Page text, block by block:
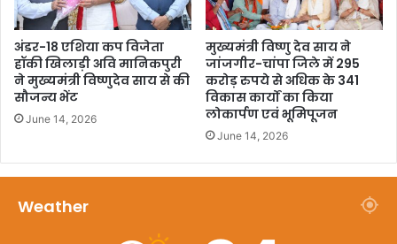
अंडर-18 एशिया कप विजेता
हॉकी खिलाड़ी अवि मानिकपुरी
ने मुख्यमंत्री विष्णुदेव साय से की
सौजन्य भेंट
June 14, 2026
मुख्यमंत्री विष्णु देव साय ने
जांजगीर-चांपा जिले में 295
करोड़ रुपये से अधिक के 341
विकास कार्यों का किया
लोकार्पण एवं भूमिपूजन
June 14, 2026
Weather